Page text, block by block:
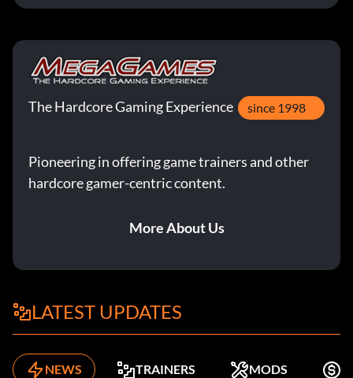
The Hardcore Gaming Experience since 1998
Pioneering in offering game trainers and other
hardcore gamer-centric content.
More About Us
LATEST UPDATES
NEWS TRAINERS MODS